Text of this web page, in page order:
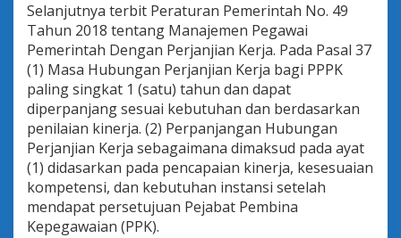
Selanjutnya terbit Peraturan Pemerintah No. 49
Tahun 2018 tentang Manajemen Pegawai
Pemerintah Dengan Perjanjian Kerja. Pada Pasal 37
(1) Masa Hubungan Perjanjian Kerja bagi PPPK
paling singkat 1 (satu) tahun dan dapat
diperpanjang sesuai kebutuhan dan berdasarkan
penilaian kinerja. (2) Perpanjangan Hubungan
Perjanjian Kerja sebagaimana dimaksud pada ayat
(1) didasarkan pada pencapaian kinerja, kesesuaian
kompetensi, dan kebutuhan instansi setelah
mendapat persetujuan Pejabat Pembina
Kepegawaian (PPK).